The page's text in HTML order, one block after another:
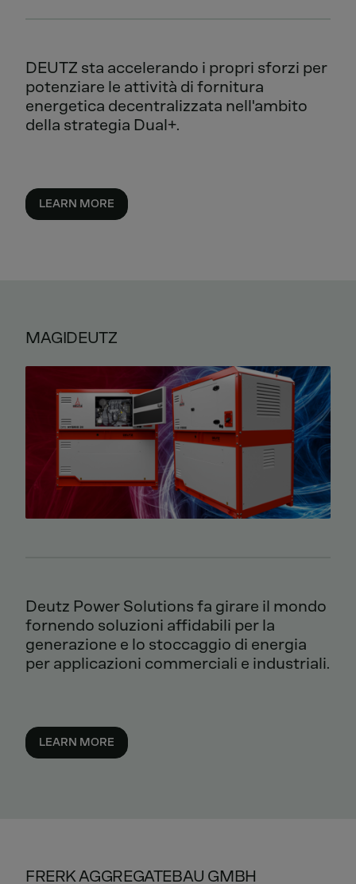
DEUTZ sta accelerando i propri sforzi per
potenziare le attività di fornitura
energetica decentralizzata nell'ambito
della strategia Dual+.
LEARN MORE
MAGIDEUTZ
Deutz Power Solutions fa girare il mondo
fornendo soluzioni affidabili per la
generazione e lo stoccaggio di energia
per applicazioni commerciali e industriali.
LEARN MORE
FRERK AGGREGATEBAU GMBH